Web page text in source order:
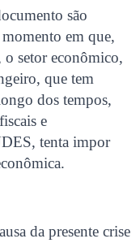
são
em que,
o setor econômico,
que tem
dos tempos,
e
tenta impor
da presente crise